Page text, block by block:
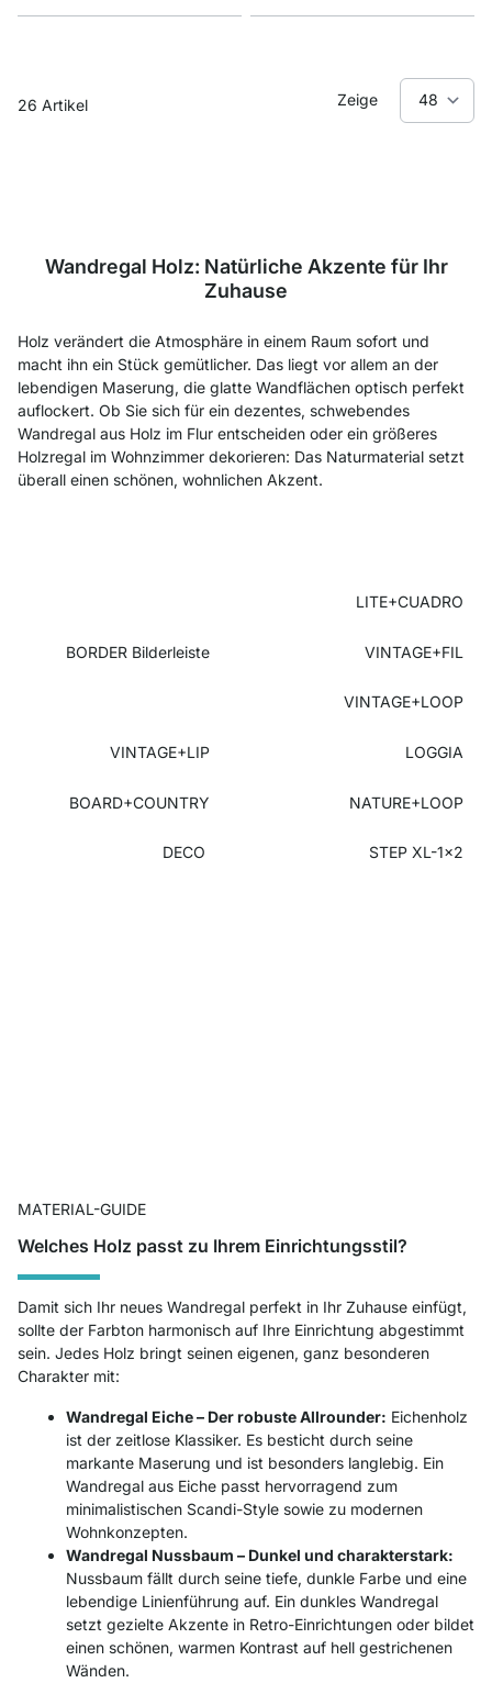
26 Artikel Zeige
Wandregal Holz: Natürliche Akzente für Ihr
Zuhause
Holz verändert die Atmosphäre in einem Raum sofort und
macht ihn ein Stück gemütlicher. Das liegt vor allem an der
lebendigen Maserung, die glatte Wandflächen optisch perfekt
auflockert. Ob Sie sich für ein dezentes, schwebendes
Wandregal aus Holz im Flur entscheiden oder ein größeres
Holzregal im Wohnzimmer dekorieren: Das Naturmaterial setzt
überall einen schönen, wohnlichen Akzent.
LITE+CUADRO
BORDER Bilderleiste VINTAGE+FIL
VINTAGE+LOOP
VINTAGE+LIP LOGGIA
BOARD+COUNTRY NATURE+LOOP
DECO STEP XL-1x2
MATERIAL-GUIDE
Welches Holz passt zu Ihrem Einrichtungsstil?
Damit sich Ihr neues Wandregal perfekt in Ihr Zuhause einfügt,
sollte der Farbton harmonisch auf Ihre Einrichtung abgestimmt
sein. Jedes Holz bringt seinen eigenen, ganz besonderen
Charakter mit:
Wandregal Eiche – Der robuste Allrounder: Eichenholz
ist der zeitlose Klassiker. Es besticht durch seine
markante Maserung und ist besonders langlebig. Ein
Wandregal aus Eiche passt hervorragend zum
minimalistischen Scandi-Style sowie zu modernen
Wohnkonzepten.
Wandregal Nussbaum – Dunkel und charakterstark:
Nussbaum fällt durch seine tiefe, dunkle Farbe und eine
lebendige Linienführung auf. Ein dunkles Wandregal
setzt gezielte Akzente in Retro-Einrichtungen oder bildet
einen schönen, warmen Kontrast auf hell gestrichenen
Wänden.